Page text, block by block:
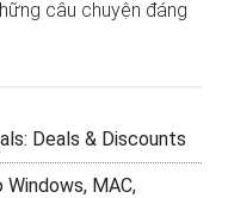
câu chuyện đáng
Deals & Discounts
MAC,